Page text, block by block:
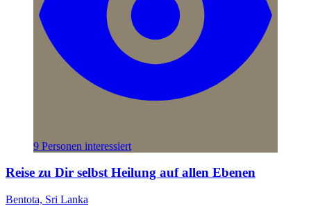
9 Personen interessiert
Reise zu Dir selbst Heilung auf allen Ebenen
Bentota, Sri Lanka